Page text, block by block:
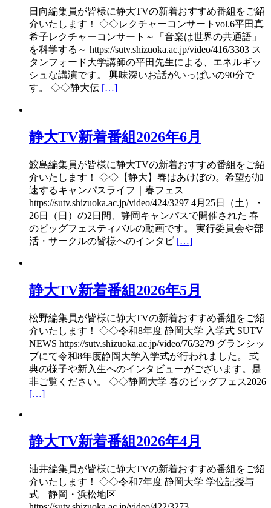
日向編集員が皆様に静大TVの新着おすすめ番組をご紹
介いたします！ ◇◇レクチャーコンサートvol.6平田真
希子レクチャーコンサート～「音楽は世界の共通語」
を科学する～ https://sutv.shizuoka.ac.jp/video/416/3303 ス
タンフォード大学講師の平田先生による、エネルギッ
シュな講演です。 興味深いお話がいっぱいの90分で
す。 ◇◇静大伝 […]
静大TV新着番組2026年6月
鮫島編集員が皆様に静大TVの新着おすすめ番組をご紹
介いたします！ ◇◇【静大】春はあけぼの。希望が加
速するキャンパスライフ｜春フェス
https://sutv.shizuoka.ac.jp/video/424/3297 4月25日（土）・
26日（日）の2日間、静岡キャンパスで開催された 春
のビッグフェスティバルの動画です。 実行委員会や部
活・サークルの皆様へのインタビ […]
静大TV新着番組2026年5月
松野編集員が皆様に静大TVの新着おすすめ番組をご紹
介いたします！ ◇◇令和8年度 静岡大学 入学式 SUTV
NEWS https://sutv.shizuoka.ac.jp/video/76/3279 グランシッ
プにて令和8年度静岡大学入学式が行われました。 式
典の様子や新入生へのインタビューがございます。是
非ご覧ください。 ◇◇静岡大学 春のビッグフェス2026
[…]
静大TV新着番組2026年4月
油井編集員が皆様に静大TVの新着おすすめ番組をご紹
介いたします！ ◇◇令和7年度 静岡大学 学位記授与
式 静岡・浜松地区